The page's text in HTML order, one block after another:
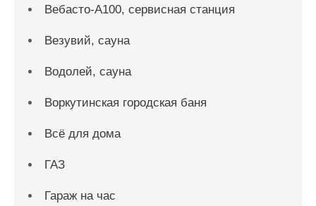
Вебасто-А100, сервисная станция
Везувий, сауна
Водолей, сауна
Воркутинская городская баня
Всё для дома
ГАЗ
Гараж на час